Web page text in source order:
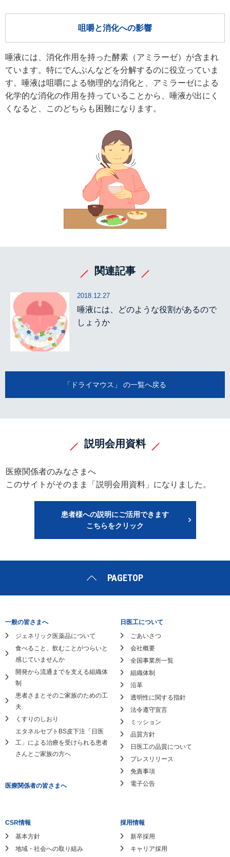
咀嚼と消化への影響
唾液には、消化作用を持った酵素（アミラーゼ）が含まれ
ています。特にでんぷんなどを分解するのに役立っていま
す。唾液は咀嚼による物理的な消化と、アミラーゼによる
化学的な消化の作用を持っていることから、唾液が出にく
くなると、このどちらも困難になります。
関連記事
2018.12.27
唾液には、どのような役割があるので
しょうか
「ドライマウス」 の一覧へ戻る
説明会用資料
医療関係者のみなさまへ
このサイトがそのまま「説明会用資料」になりました。
患者様への説明にご活用できます
こちらをクリック
PAGETOP
一般の皆さまへ
ジェネリック医薬品について
食べること、飲むことがつらいと
感じていませんか
開発から流通までを支える組織体
制
患者さまとそのご家族のための工
夫
くすりのしおり
エタネルセプトBS皮下注「日医
工」による治療を受けられる患者
さんとご家族の方へ
医療関係者の皆さまへ
日医工について
ごあいさつ
会社概要
全国事業所一覧
組織体制
沿革
透明性に関する指針
法令遵守宣言
ミッション
品質方針
日医工の品質について
プレスリリース
免責事項
電子公告
CSR情報
基本方針
地域・社会への取り組み
採用情報
新卒採用
キャリア採用